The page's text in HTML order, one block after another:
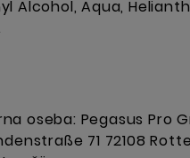
Alcohol, Aqua,
oseba: Pegasus Pro
71 72108